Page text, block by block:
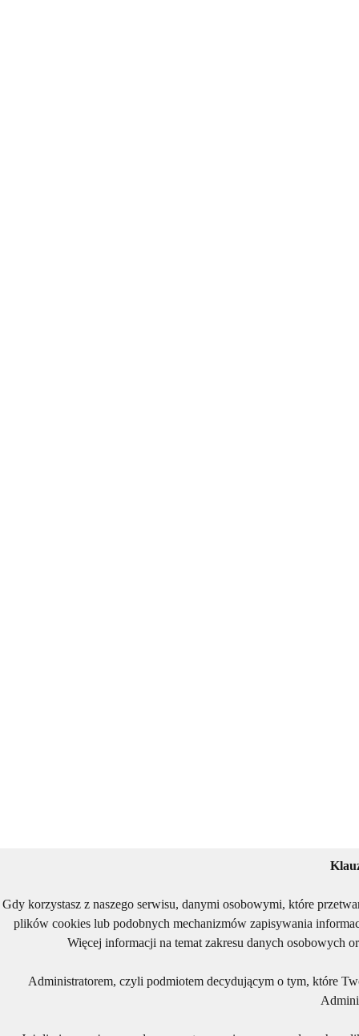
Gdy korzystasz z naszego serwisu, danymi osobowymi, które
plików cookies lub podobnych mechanizmów zapisywania
Więcej informacji na temat zakresu danych osobowych
Administratorem, czyli podmiotem decydującym o tym, które